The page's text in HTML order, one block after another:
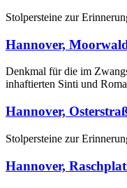
Stolpersteine zur
Hannover,
Denkmal für die im
inhaftierten Sinti und Roma
Hannover,
Stolpersteine zur
Hannover,